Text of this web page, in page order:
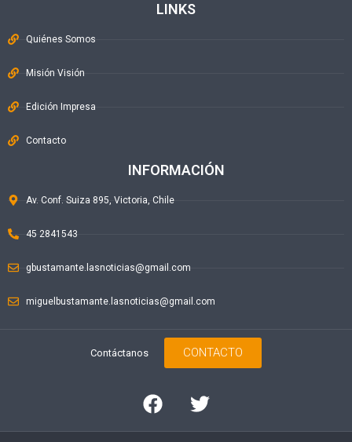
LINKS
Quiénes Somos
Misión Visión
Edición Impresa
Contacto
INFORMACIÓN
Av. Conf. Suiza 895, Victoria, Chile
45 2841543
gbustamante.lasnoticias@gmail.com
miguelbustamante.lasnoticias@gmail.com
Contáctanos CONTACTO